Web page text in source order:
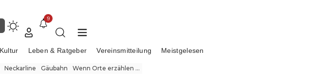
9
Kultur Leben & Ratgeber Vereinsmitteilung Meistgelesen
Neckarline Gäubahn Wenn Orte erzählen ...